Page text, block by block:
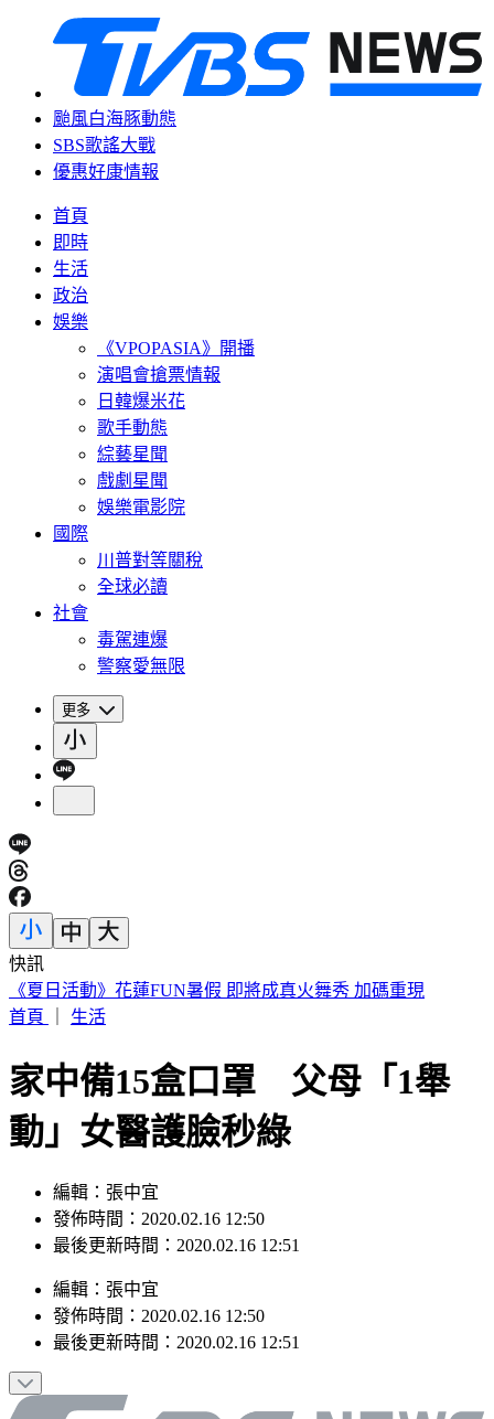
颱風白海豚動態
SBS歌謠大戰
優惠好康情報
首頁
即時
生活
政治
娛樂
《VPOPASIA》開播
演唱會搶票情報
日韓爆米花
歌手動態
綜藝星聞
戲劇星聞
娛樂電影院
國際
川普對等關稅
全球必讀
社會
毒駕連爆
警察愛無限
更多
快訊
明天颱風假？白海豚最新風雨預測 8地區達停班停課標準
首頁
生活
家中備15盒口罩 父母「1舉
動」女醫護臉秒綠
編輯：張中宜
發佈時間：2020.02.16 12:50
最後更新時間：2020.02.16 12:51
編輯 ： 張中宜
發佈時間： 2020.02.16 12:50
最後更新時間： 2020.02.16 12:51